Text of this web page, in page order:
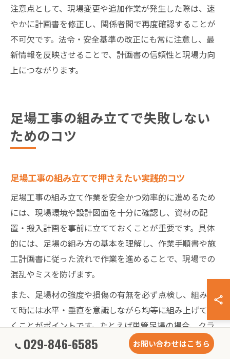
注意点として、現場変更や追加作業が発生した際は、速
やかに計画書を修正し、関係者間で再度確認することが
不可欠です。法令・安全基準の改正にも常に注意し、最
新情報を反映させることで、計画書の信頼性と現場力向
上につながります。
足場工事の組み立てで失敗しない
ためのコツ
足場工事の組み立てで押さえたい実践的コツ
足場工事の組み立て作業を安全かつ効率的に進めるため
には、現場環境や設計図面を十分に確認し、資材の配
置・搬入計画を事前に立てておくことが重要です。具体
的には、足場の組み方の基本を理解し、作業手順書や施
工計画書に従った流れで作業を進めることで、現場での
混乱やミスを防げます。
また、足場材の強度や損傷の有無を必ず点検し、組み立
て時には水平・垂直を意識しながら均等に組み上げてい
くことがポイントです。たとえば単管足場の場合、クラ
ンプの締め付けトルクを均一に保つことで、全体の安定
029-846-6585 お問い合わせはこちら